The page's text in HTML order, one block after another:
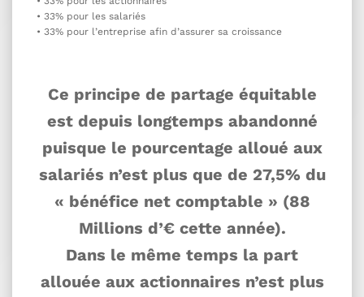
• 33% pour les salariés
• 33% pour l’entreprise afin d’assurer sa croissance
Ce principe de partage équitable
est depuis longtemps abandonné
puisque le pourcentage alloué aux
salariés n’est plus que de 27,5% du
« bénéfice net comptable » (88
Millions d’€ cette année).
Dans le même temps la part
allouée aux actionnaires n’est plus